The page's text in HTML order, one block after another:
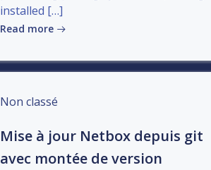
installed […]
Read more
Non classé
Mise à jour Netbox depuis git
avec montée de version